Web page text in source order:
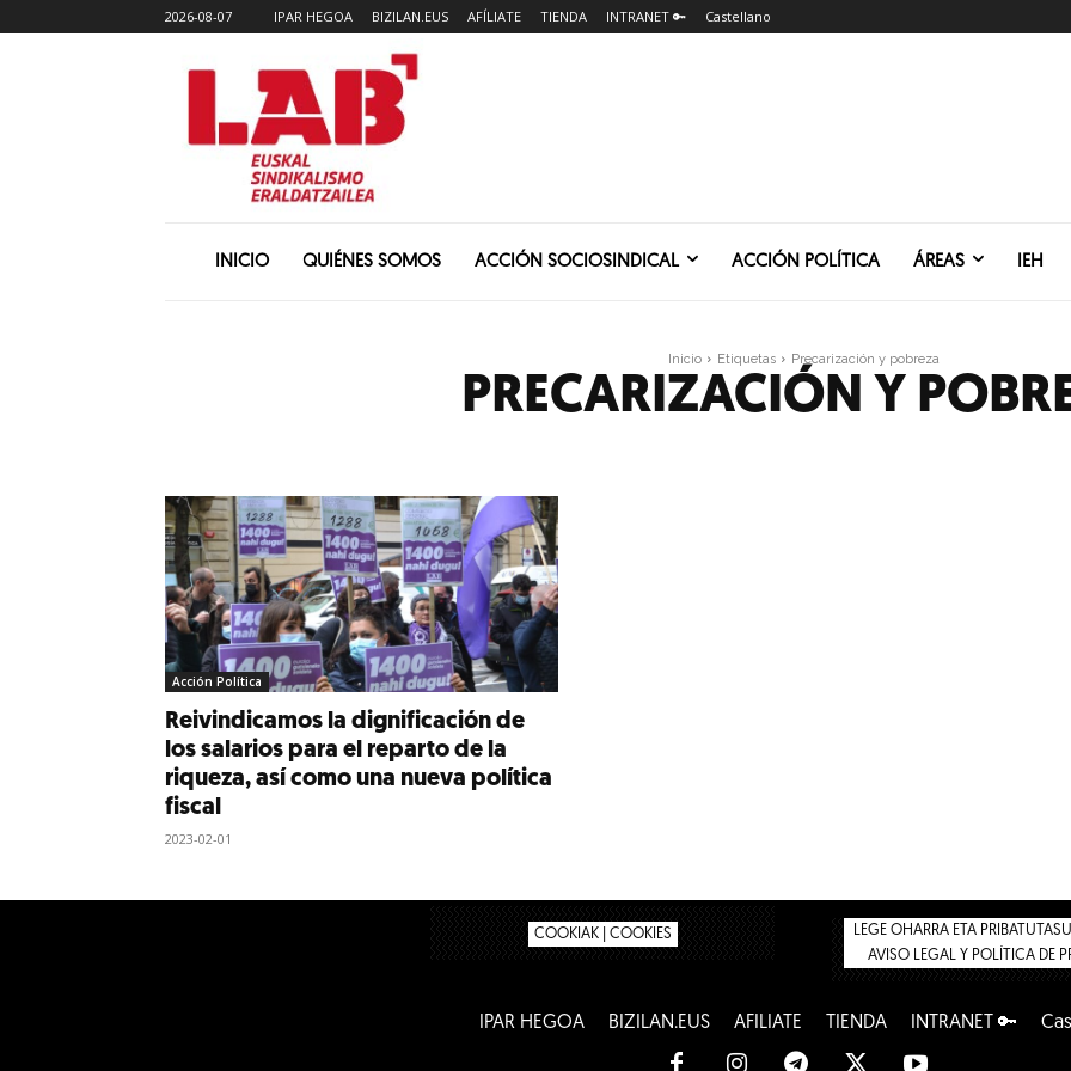
2026-08-07 IPAR HEGOA BIZILAN.EUS AFÍLIATE TIENDA INTRANET 🔑 Castellano
INICIO QUIÉNES SOMOS ACCIÓN SOCIOSINDICAL ACCIÓN POLÍTICA ÁREAS IEH
Inicio Etiquetas Precarización y pobreza
PRECARIZACIÓN Y
Acción Política
Reivindicamos la dignificación de
los salarios para el reparto de la
riqueza, así como una nueva política
fiscal
2023-02-01
COOKIAK | COOKIES
LEGE OHARRA ETA
AVISO LEGAL Y POLÍTICA DE
IPAR HEGOA BIZILAN.EUS AFÍLIATE TIENDA INTRANET 🔑